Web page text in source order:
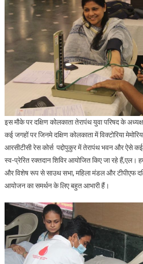
इस मौके पर दक्षिण कोलकाता तेरापंथ युवा परिषद के
कई जगहों पर जिनमे दक्षिण कोलकाता में विक्टोरिया
आरसीटीसी रेस कोर्स पद्दोपुकुर में तेरापंथ भवन और ऐसे
स्व-प्रेरित रक्तदान शिविर आयोजित किए जा रहे हैं,एल।
और विशेष रूप से साउथ सभा, महिला मंडल और टीपीएफ
आयोजन का समर्थन के लिए बहुत आभारी हैं।